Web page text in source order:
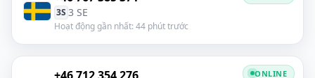
3S 3 SE
Hoạt động gần nhất: 44 phút trước
+46 712 354 276 ONLINE